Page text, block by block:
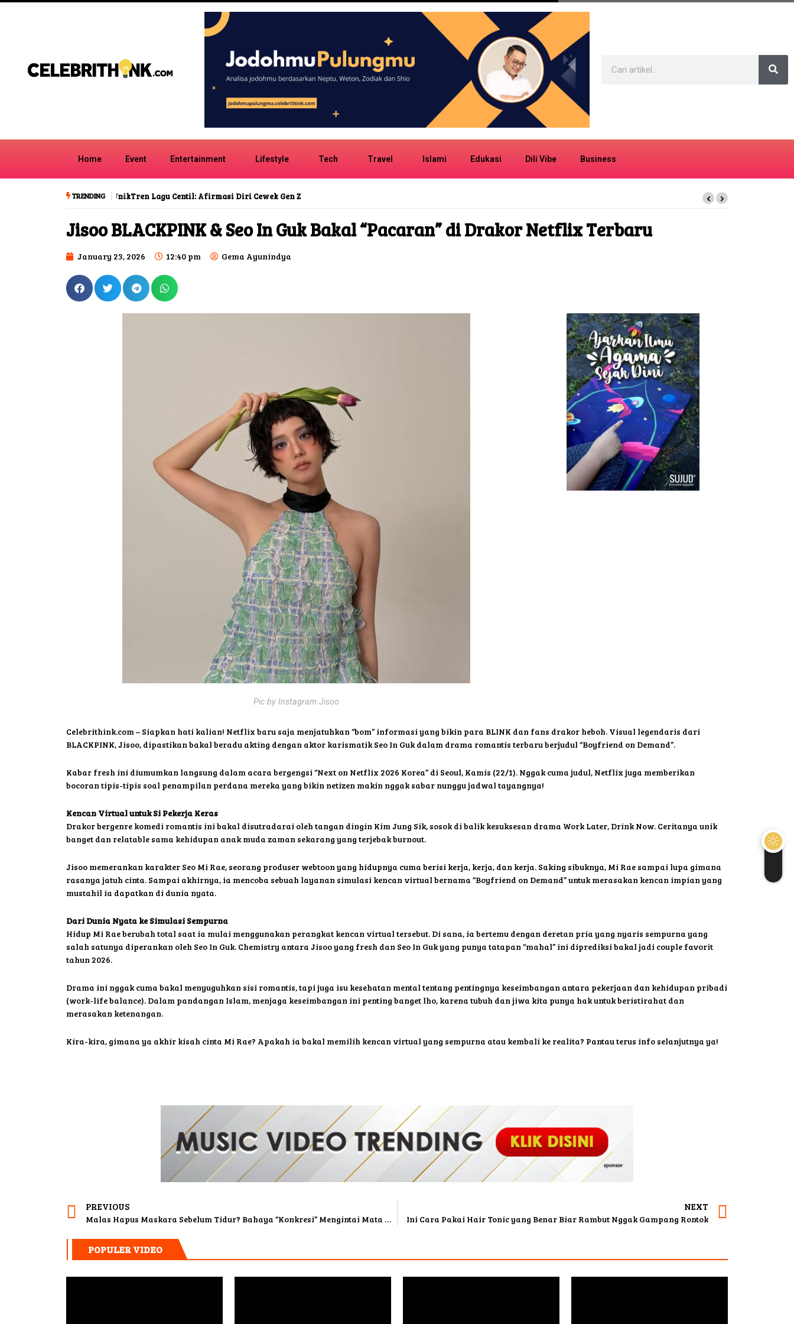
Home Event Entertainment Lifestyle Tech Travel Islami Edukasi Dili Vibe Business
TRENDING Tren Lagu Centil: Afirmasi Diri Cewek Gen Z
Jisoo BLACKPINK & Seo In Guk Bakal “Pacaran” di Drakor Netflix Terbaru
January 23, 2026 12:40 pm Gema Ayunindya
Pic by Instagram Jisoo
Celebrithink.com – Siapkan hati kalian! Netflix baru saja menjatuhkan “bom” informasi yang bikin para BLINK dan fans drakor heboh. Visual legendaris dari
BLACKPINK, Jisoo, dipastikan bakal beradu akting dengan aktor karismatik Seo In Guk dalam drama romantis terbaru berjudul “Boyfriend on Demand”.
Kabar fresh ini diumumkan langsung dalam acara bergengsi “Next on Netflix 2026 Korea” di Seoul, Kamis (22/1). Nggak cuma judul, Netflix juga memberikan
bocoran tipis-tipis soal penampilan perdana mereka yang bikin netizen makin nggak sabar nunggu jadwal tayangnya!
Kencan Virtual untuk Si Pekerja Keras
Drakor bergenre komedi romantis ini bakal disutradarai oleh tangan dingin Kim Jung Sik, sosok di balik kesuksesan drama Work Later, Drink Now. Ceritanya unik
banget dan relatable sama kehidupan anak muda zaman sekarang yang terjebak burnout.
Jisoo memerankan karakter Seo Mi Rae, seorang produser webtoon yang hidupnya cuma berisi kerja, kerja, dan kerja. Saking sibuknya, Mi Rae sampai lupa gimana
rasanya jatuh cinta. Sampai akhirnya, ia mencoba sebuah layanan simulasi kencan virtual bernama “Boyfriend on Demand” untuk merasakan kencan impian yang
mustahil ia dapatkan di dunia nyata.
Dari Dunia Nyata ke Simulasi Sempurna
Hidup Mi Rae berubah total saat ia mulai menggunakan perangkat kencan virtual tersebut. Di sana, ia bertemu dengan deretan pria yang nyaris sempurna yang
salah satunya diperankan oleh Seo In Guk. Chemistry antara Jisoo yang fresh dan Seo In Guk yang punya tatapan “mahal” ini diprediksi bakal jadi couple favorit
tahun 2026.
Drama ini nggak cuma bakal menyuguhkan sisi romantis, tapi juga isu kesehatan mental tentang pentingnya keseimbangan antara pekerjaan dan kehidupan pribadi
(work-life balance). Dalam pandangan Islam, menjaga keseimbangan ini penting banget lho, karena tubuh dan jiwa kita punya hak untuk beristirahat dan
merasakan ketenangan.
Kira-kira, gimana ya akhir kisah cinta Mi Rae? Apakah ia bakal memilih kencan virtual yang sempurna atau kembali ke realita? Pantau terus info selanjutnya ya!
PREVIOUS
Malas Hapus Maskara Sebelum Tidur? Bahaya “Konkresi” Mengintai Mata Kamu
NEXT
Ini Cara Pakai Hair Tonic yang Benar Biar Rambut Nggak Gampang Rontok
POPULER VIDEO